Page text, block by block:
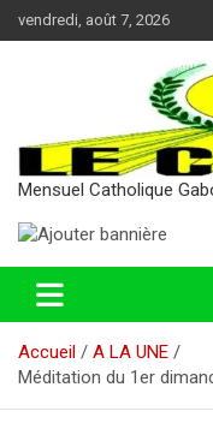
au
vendredi, août 7, 2026
Mensuel Catholique
Accueil
A LA UNE
Méditation du 1er